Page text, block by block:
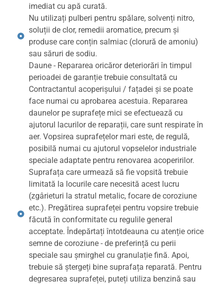
imediat cu apă curată.
Nu utilizați pulberi pentru spălare, solvenți nitro,
soluții de clor, remedii aromatice, precum și
produse care conțin salmiac (clorură de amoniu)
sau săruri de sodiu.
Daune - Repararea oricăror deteriorări în timpul
perioadei de garanție trebuie consultată cu
Contractantul acoperișului / fațadei și se poate
face numai cu aprobarea acestuia. Repararea
daunelor pe suprafețe mici se efectuează cu
ajutorul lacurilor de reparații, care sunt respirate în
aer. Vopsirea suprafețelor mari este, de regulă,
posibilă numai cu ajutorul vopselelor industriale
speciale adaptate pentru renovarea acoperirilor.
Suprafața care urmează să fie vopsită trebuie
limitată la locurile care necesită acest lucru
(zgârieturi la stratul metalic, focare de coroziune
etc.). Pregătirea suprafeței pentru vopsire trebuie
făcută în conformitate cu regulile general
acceptate. Îndepărtați întotdeauna cu atenție orice
semne de coroziune - de preferință cu perii
speciale sau șmirghel cu granulație fină. Apoi,
trebuie să ștergeți bine suprafața reparată. Pentru
degresarea suprafeței, puteți utiliza benzină sau